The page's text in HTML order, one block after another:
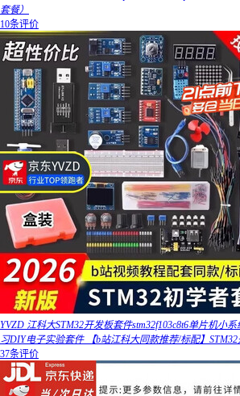
套餐）
10条评价
YVZD 江科大STM32开发板套件stm32f103c8t6单片机小
习DIY电子实验套件 【b站江科大同款推荐/标配】
37条评价